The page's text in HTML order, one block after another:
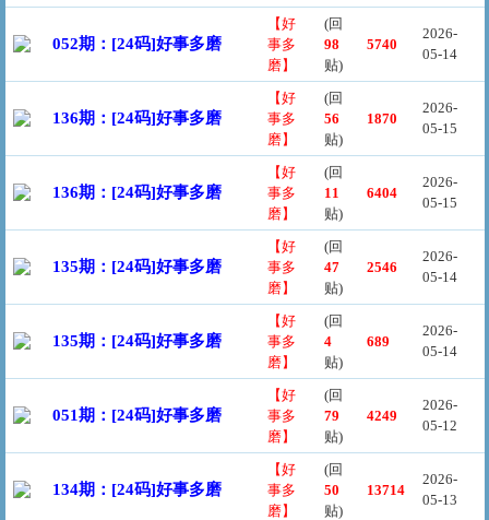
052期：[24码]好事多磨
【好
事多
磨】
(回
98
贴)
5740
2026-
05-14
136期：[24码]好事多磨
【好
事多
磨】
(回
56
贴)
1870
2026-
05-15
136期：[24码]好事多磨
【好
事多
磨】
(回
11
贴)
6404
2026-
05-15
135期：[24码]好事多磨
【好
事多
磨】
(回
47
贴)
2546
2026-
05-14
135期：[24码]好事多磨
【好
事多
磨】
(回
4
贴)
689
2026-
05-14
051期：[24码]好事多磨
【好
事多
磨】
(回
79
贴)
4249
2026-
05-12
134期：[24码]好事多磨
【好
事多
磨】
(回
50
贴)
13714
2026-
05-13